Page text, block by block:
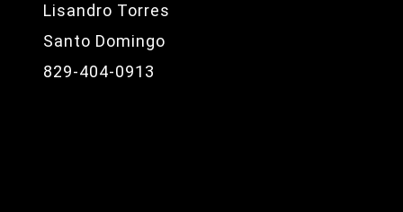
Lisandro Torres
Santo Domingo
829-404-0913